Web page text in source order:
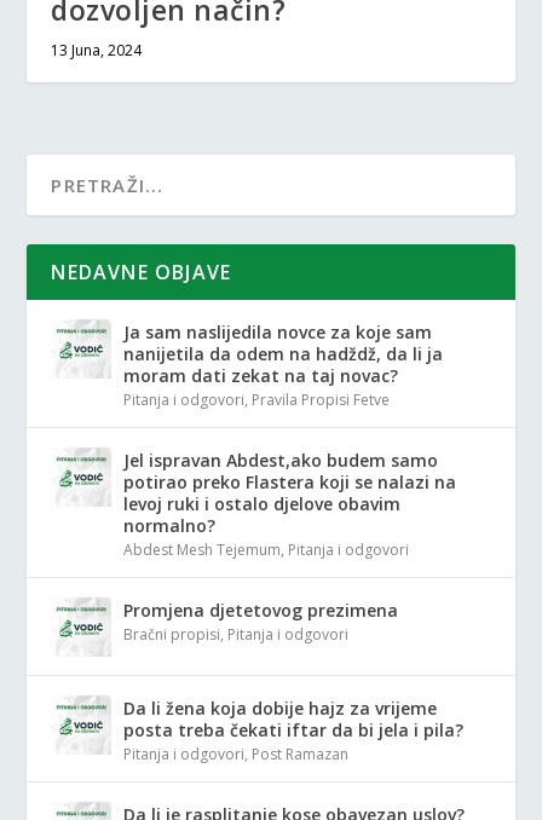
dozvoljen način?
13 Juna, 2024
NEDAVNE OBJAVE
Ja sam naslijedila novce za koje sam
nanijetila da odem na hadždž, da li ja
moram dati zekat na taj novac?
Pitanja i odgovori, Pravila Propisi Fetve
Jel ispravan Abdest,ako budem samo
potirao preko Flastera koji se nalazi na
levoj ruki i ostalo djelove obavim
normalno?
Abdest Mesh Tejemum, Pitanja i odgovori
Promjena djetetovog prezimena
Bračni propisi, Pitanja i odgovori
Da li žena koja dobije hajz za vrijeme
posta treba čekati iftar da bi jela i pila?
Pitanja i odgovori, Post Ramazan
Da li je rasplitanje kose obavezan uslov?